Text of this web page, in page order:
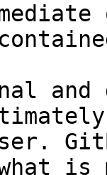
and
what